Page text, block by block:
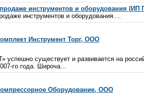
инструментов и оборудования (ИП
инструментов и оборудования....
Инструмент Торг, ООО
успешно существует и развивается на
го года. Широча...
Оборудование, ООО